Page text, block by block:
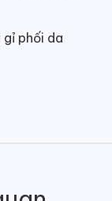
phối da